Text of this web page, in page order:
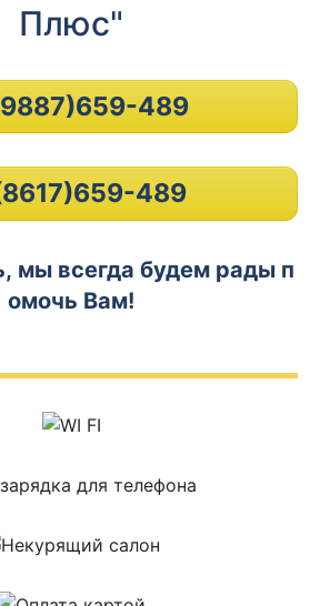
Плюс"
489
489
мы всегда будем рады п
омочь Вам!